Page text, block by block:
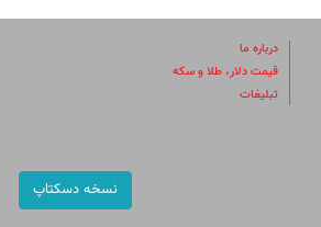
درباره ما
قیمت دلار، طلا و سکه
تبلیغات
نسخه دسکتاپ